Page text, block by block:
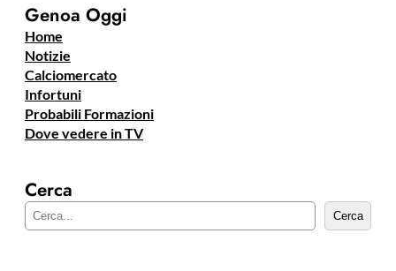
Genoa Oggi
Home
Notizie
Calciomercato
Infortuni
Probabili Formazioni
Dove vedere in TV
Cerca
e
Cerca